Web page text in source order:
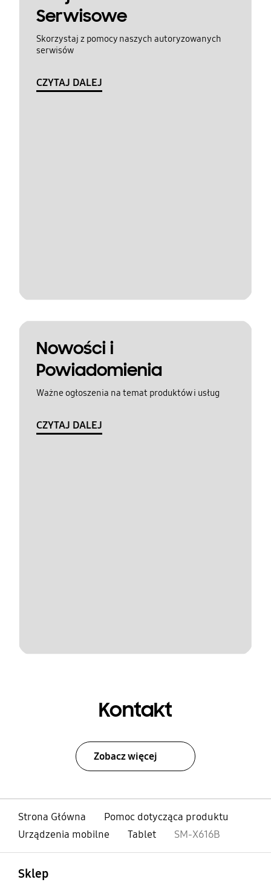
Serwisowe
Skorzystaj z pomocy naszych autoryzowanych
serwisów
CZYTAJ DALEJ
Nowości i
Powiadomienia
Ważne ogłoszenia na temat produktów i usług
CZYTAJ DALEJ
Kontakt
Zobacz więcej
Strona Główna
Pomoc dotycząca produktu
Urządzenia mobilne
Tablet SM-X616B
Sklep